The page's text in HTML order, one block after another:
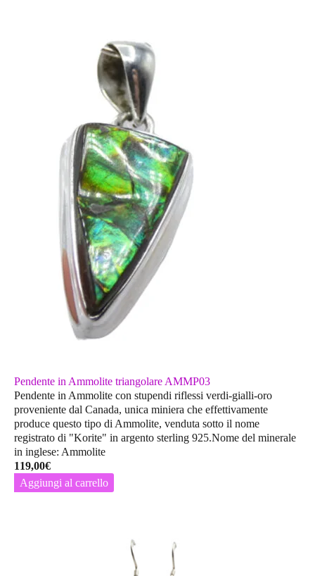
Pendente in Ammolite triangolare AMMP03
Pendente in Ammolite con stupendi riflessi verdi-gialli-oro
proveniente dal Canada, unica miniera che effettivamente
produce questo tipo di Ammolite, venduta sotto il nome
registrato di "Korite" in argento sterling 925.Nome del minerale
in inglese: Ammolite
119,00€
Aggiungi al carrello